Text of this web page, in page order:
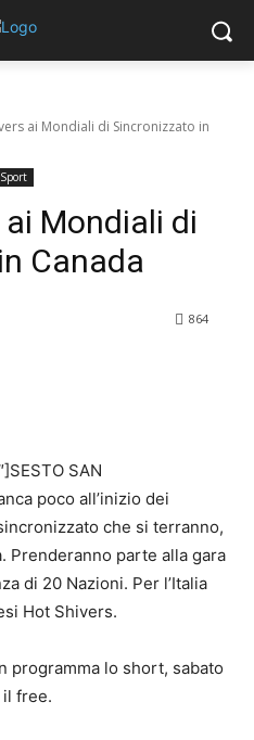
ai Mondiali di Sincronizzato in
Sport
Mondiali di
Canada
864
SAN
poco all’inizio dei
che si terranno,
Prenderanno parte alla gara
di 20 Nazioni. Per l’Italia
Hot Shivers.
programma lo short, sabato
free.